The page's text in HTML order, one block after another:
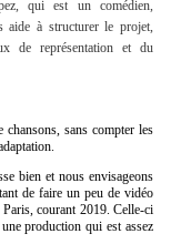
qui est un comédien,
aide à structurer le projet,
de représentation et du
sans compter les
bien et nous envisageons
de faire un peu de vidéo
courant 2019. Celle-ci
production qui est assez